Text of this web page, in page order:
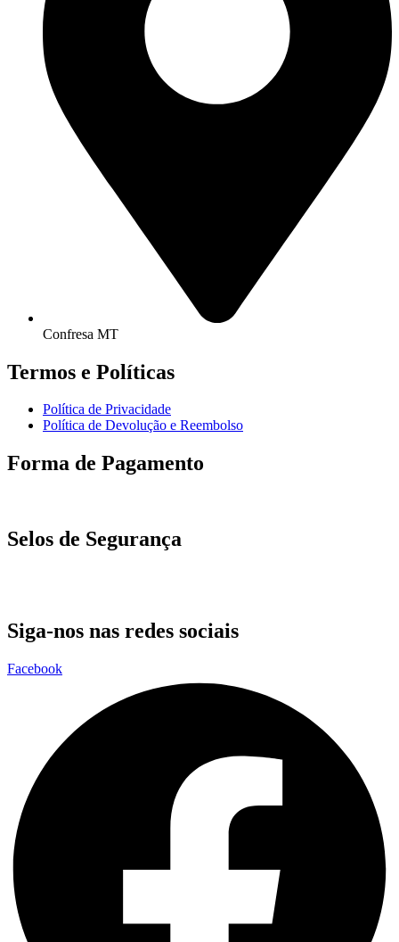
Confresa MT
Termos e Políticas
Política de Privacidade
Política de Devolução e Reembolso
Forma de Pagamento
Selos de Segurança
Siga-nos nas redes sociais
Facebook